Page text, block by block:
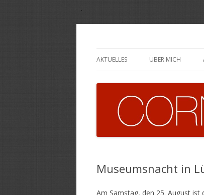
AKTUELLES ÜBER MICH
Museumsnacht in
Am Samstag, den 25. August ist